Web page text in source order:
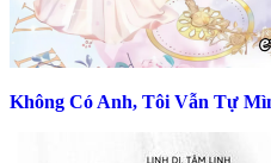
Không Có Anh, Tôi Vẫn Tự